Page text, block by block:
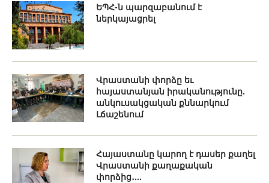
ԵՊՀ-ն պարզաբանում է
ներկայացրել
Վրաստանի փորձը եւ
հայաստանյան իրականությունը.
անկուսակցական քննարկում
Լճաշենում
Հայաստանը կարող է դասեր քաղել
Վրաստանի քաղաքական
փորձից․...